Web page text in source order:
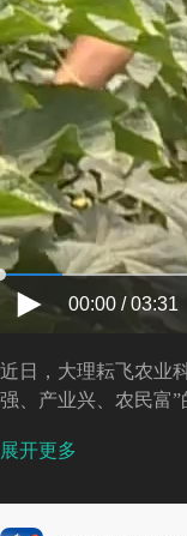
00:00 / 03:31
近日，大理耘飞农业
强、产业兴、农民富”
展开更多